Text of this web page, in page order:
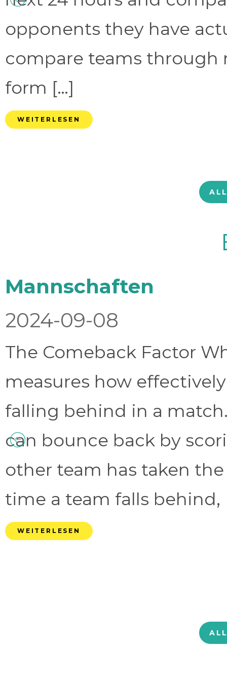
opponents they have
compare teams through
form […]
WEITERLESEN
Mannschaften
2024-09-08
The Comeback Factor
measures how
falling behind in a
can bounce back by
other team has taken
time a team falls behind,
WEITERLESEN